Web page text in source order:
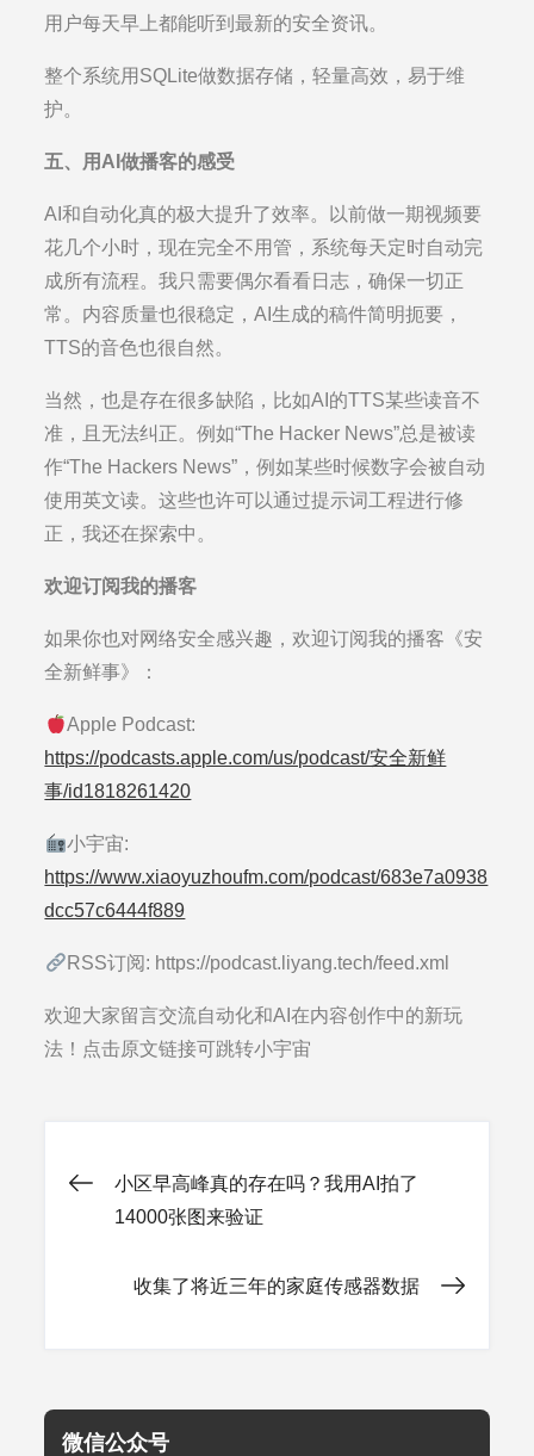
用户每天早上都能听到最新的安全资讯。
整个系统用SQLite做数据存储，轻量高效，易于维
护。
五、用AI做播客的感受
AI和自动化真的极大提升了效率。以前做一期视频要
花几个小时，现在完全不用管，系统每天定时自动完
成所有流程。我只需要偶尔看看日志，确保一切正
常。内容质量也很稳定，AI生成的稿件简明扼要，
TTS的音色也很自然。
当然，也是存在很多缺陷，比如AI的TTS某些读音不
准，且无法纠正。例如“The Hacker News”总是被读
作“The Hackers News”，例如某些时候数字会被自动
使用英文读。这些也许可以通过提示词工程进行修
正，我还在探索中。
欢迎订阅我的播客
如果你也对网络安全感兴趣，欢迎订阅我的播客《安
全新鲜事》：
Apple Podcast:
https://podcasts.apple.com/us/podcast/安全新鲜
事/id1818261420
小宇宙:
https://www.xiaoyuzhoufm.com/podcast/683e7a0938
dcc57c6444f889
RSS订阅: https://podcast.liyang.tech/feed.xml
欢迎大家留言交流自动化和AI在内容创作中的新玩
法！点击原文链接可跳转小宇宙
文
航
小区早高峰真的存在吗？我用AI拍了
14000张图来验证
收集了将近三年的家庭传感器数据
微信公众号